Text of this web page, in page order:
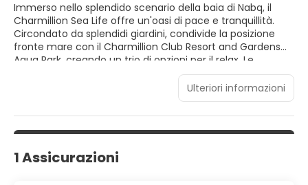
Immerso nello splendido scenario della baia di Nabq, il
Charmillion Sea Life offre un'oasi di pace e tranquillità.
Circondato da splendidi giardini, condivide la posizione
fronte mare con il Charmillion Club Resort and Gardens
Aqua Park, creando un trio di opzioni per il relax. Le
camere sono realizzate nello stile dei tradizionali villaggi
italiani. Accessibile a tutte le esigenze, il tratto di spiaggia
riservato del resort, lungo 700 metri e con una vista
mozzafiato sul Mar Rosso, offre un rifugio tranquillo per gli
Ulteriori informazioni
1 Assicurazioni